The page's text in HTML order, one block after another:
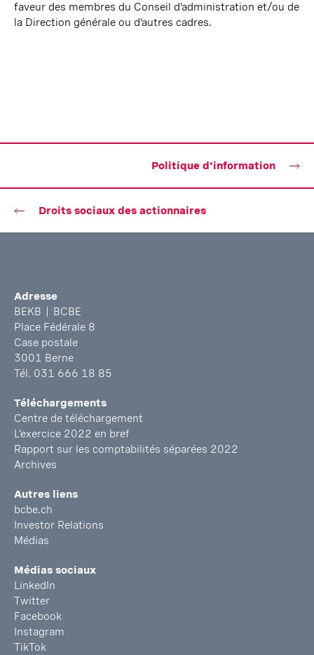
faveur des membres du Conseil d’administration et/ou de
la Direction générale ou d’autres cadres.
Droits sociaux des actionnaires
Politique d'information
Bas
de
page
Adresse
BEKB | BCBE
Place Fédérale 8
Case postale
3001 Berne
Tél. 031 666 18 85
Téléchargements
Centre de téléchargement
L’exercice 2022 en bref
Rapport sur les comptabilités séparées 2022
Archives
Autres liens
bcbe.ch
Investor Relations
Médias
Médias sociaux
LinkedIn
Twitter
Facebook
Instagram
TikTok